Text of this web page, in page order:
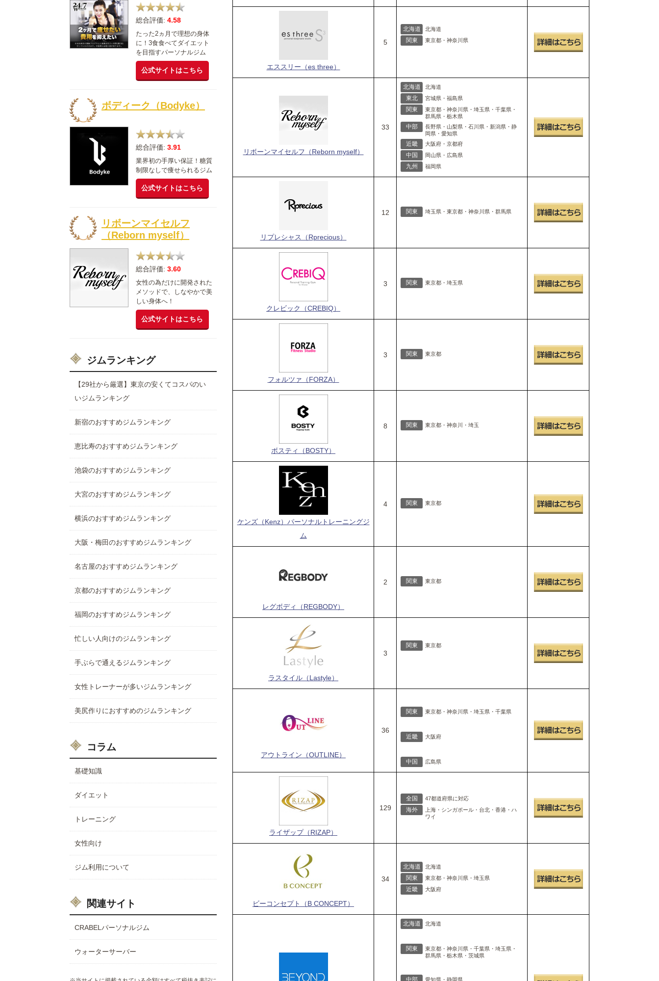
エススリー（es three）
5
北海道 北海道
関東 東京都・神奈川県
リボーンマイセルフ（Reborn myself）
33
北海道 北海道
東北 宮城県・福島県
関東
東京都・神奈川県・埼玉県・千葉県・
群馬県・栃木県
中部
長野県・山梨県・石川県・新潟県・静
岡県・愛知県
近畿 大阪府・京都府
中国 岡山県・広島県
九州 福岡県
リプレシャス（Rprecious）
12 関東 埼玉県・東京都・神奈川県・群馬県
クレビック（CREBIQ）
3 関東 東京都・埼玉県
フォルツァ（FORZA）
3 関東 東京都
ボスティ（BOSTY）
8 関東 東京都・神奈川・埼玉
ケンズ（Kenz）パーソナルトレーニングジ
ム
4 関東 東京都
レグボディ（REGBODY）
2 関東 東京都
ラスタイル（Lastyle）
3
関東 東京都
アウトライン（OUTLINE）
36
関東 東京都・神奈川県・埼玉県・千葉県
近畿 大阪府
中国 広島県
ライザップ（RIZAP）
129
全国 47都道府県に対応
海外
上海・シンガポール・台北・香港・ハ
ワイ
ビーコンセプト（B CONCEPT）
34
北海道 北海道
関東 東京都・神奈川県・埼玉県
近畿 大阪府
北海道 北海道
関東
東京都・神奈川県・千葉県・埼玉県・
群馬県・栃木県・茨城県
中部 愛知県・静岡県
総合評価: 4.58
たった2ヵ月で理想の身体
に！3食食べてダイエット
を目指すパーソナルジム
公式サイトはこちら
ボディーク（Bodyke）
総合評価: 3.91
業界初の手厚い保証！糖質
制限なしで痩せられるジム
公式サイトはこちら
リボーンマイセルフ
（Reborn myself）
総合評価: 3.60
女性の為だけに開発された
メソッドで、しなやかで美
しい身体へ！
公式サイトはこちら
ジムランキング
【29社から厳選】東京の安くてコスパのい
いジムランキング
新宿のおすすめジムランキング
恵比寿のおすすめジムランキング
池袋のおすすめジムランキング
大宮のおすすめジムランキング
横浜のおすすめジムランキング
大阪・梅田のおすすめジムランキング
名古屋のおすすめジムランキング
京都のおすすめジムランキング
福岡のおすすめジムランキング
忙しい人向けのジムランキング
手ぶらで通えるジムランキング
女性トレーナーが多いジムランキング
美尻作りにおすすめのジムランキング
コラム
基礎知識
ダイエット
トレーニング
女性向け
ジム利用について
関連サイト
CRABELパーソナルジム
ウォーターサーバー